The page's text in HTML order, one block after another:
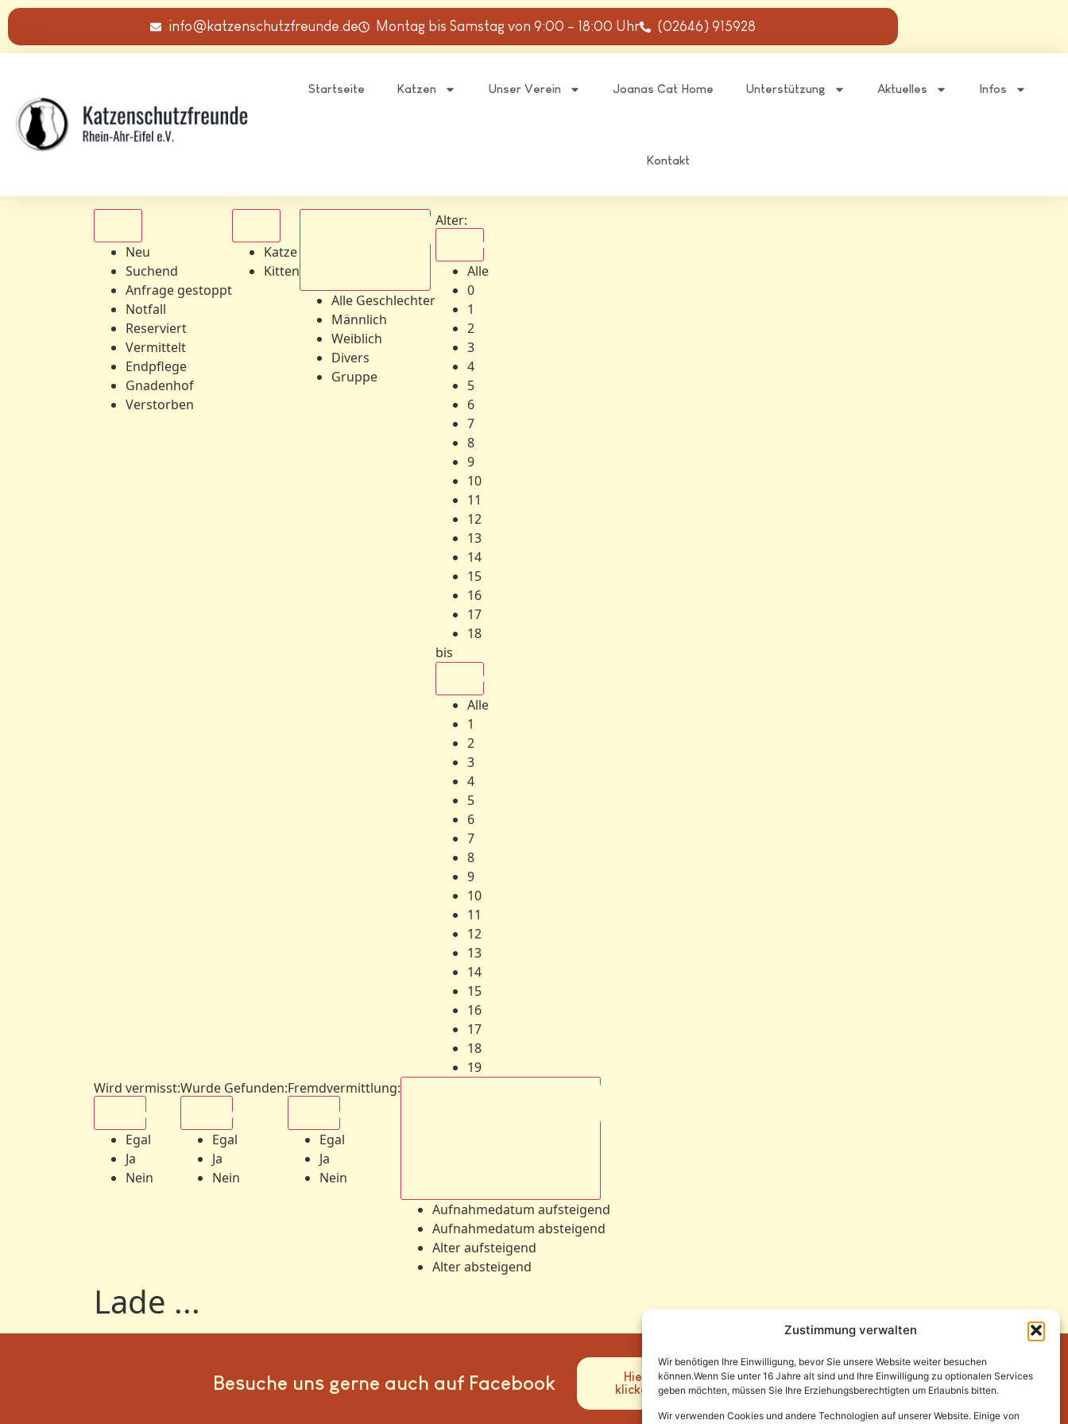
Zustimmung verwalten
Wir benötigen Ihre Einwilligung, bevor Sie unsere Website weiter besuchen
können.Wenn Sie unter 16 Jahre alt sind und Ihre Einwilligung zu optionalen Services
geben möchten, müssen Sie Ihre Erziehungsberechtigten um Erlaubnis bitten.
Wir verwenden Cookies und andere Technologien auf unserer Website. Einige von
info@katzenschutzfreunde.de Montag bis Samstag von 9:00 – 18:00 Uhr (02646) 915928
Startseite Katzen Unser Verein Joanas Cat Home Unterstützung Aktuelles Infos
Kontakt
Neu
Suchend
Anfrage gestoppt
Notfall
Reserviert
Vermittelt
Endpflege
Gnadenhof
Verstorben
Katze
Kitten
Alle Geschlechter
Männlich
Weiblich
Divers
Gruppe
Alter:
Alle
0
1
2
3
4
5
6
7
8
9
10
11
12
13
14
15
16
17
18
bis
Alle
1
2
3
4
5
6
7
8
9
10
11
12
13
14
15
16
17
18
19
Wird vermisst:
Egal
Ja
Nein
Wurde Gefunden:
Egal
Ja
Nein
Fremdvermittlung:
Egal
Ja
Nein
Aufnahmedatum aufsteigend
Aufnahmedatum absteigend
Alter aufsteigend
Alter absteigend
Lade ...
Besuche uns gerne auch auf Facebook
Hier
klicken